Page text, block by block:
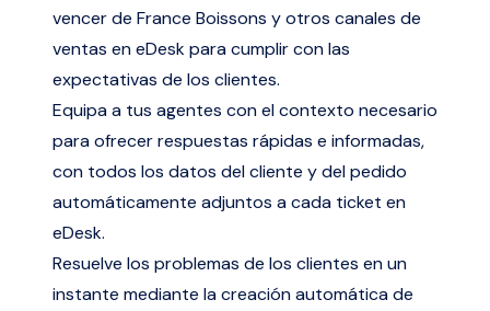
vencer de France Boissons y otros canales de
ventas en eDesk para cumplir con las
expectativas de los clientes.
Equipa a tus agentes con el contexto necesario
para ofrecer respuestas rápidas e informadas,
con todos los datos del cliente y del pedido
automáticamente adjuntos a cada ticket en
eDesk.
Resuelve los problemas de los clientes en un
instante mediante la creación automática de